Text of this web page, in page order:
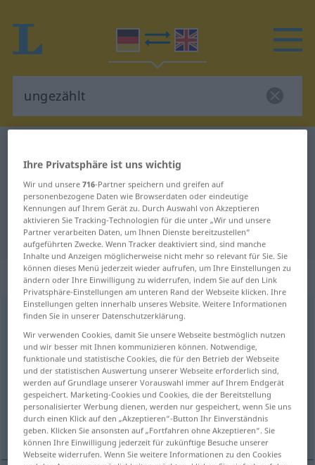
Deutsch-Englisch Übersetzung für
"ungezählt"
"ungezählt" Englisch Übersetzung
„ungezählt“: Adjektiv
ungezähltadj
Übersicht aller Übersetzungen
(Für mehr Details die Übersetzung anklicken/antippen)
uncounted
innumerable, countless, untold omitted
Ihre Privatsphäre ist uns wichtig
Wir und unsere716-Partner speichern und greifen auf
personenbezogene Daten wie Browserdaten oder eindeutige
Kennungen auf Ihrem Gerät zu. Durch Auswahl von Akzeptieren
aktivieren Sie Tracking-Technologien für die unter „Wir und unsere
Partner verarbeiten Daten, um Ihnen Dienste bereitzustellen“
aufgeführten Zwecke. Wenn Tracker deaktiviert sind, sind manche
Inhalte und Anzeigen möglicherweise nicht mehr so relevant für Sie. Sie
können dieses Menü jederzeit wieder aufrufen, um Ihre Einstellungen zu
ändern oder Ihre Einwilligung zu widerrufen, indem Sie auf den Link
Privatsphäre-Einstellungen am unteren Rand der Webseite klicken. Ihre
Einstellungen gelten innerhalb unseres Website. Weitere Informationen
finden Sie in unserer Datenschutzerklärung.
Wir verwenden Cookies, damit Sie unsere Webseite bestmöglich nutzen
und wir besser mit Ihnen kommunizieren können. Notwendige,
funktionale und statistische Cookies, die für den Betrieb der Webseite
und der statistischen Auswertung unserer Webseite erforderlich sind,
werden auf Grundlage unserer Vorauswahl immer auf Ihrem Endgerät
gespeichert. Marketing-Cookies und Cookies, die der Bereitstellung
personalisierter Werbung dienen, werden nur gespeichert, wenn Sie uns
durch einen Klick auf den „Akzeptieren“-Button Ihr Einverständnis
geben. Klicken Sie ansonsten auf „Fortfahren ohne Akzeptieren“. Sie
können Ihre Einwilligung jederzeit für zukünftige Besuche unserer
Webseite widerrufen. Wenn Sie weitere Informationen zu den Cookies